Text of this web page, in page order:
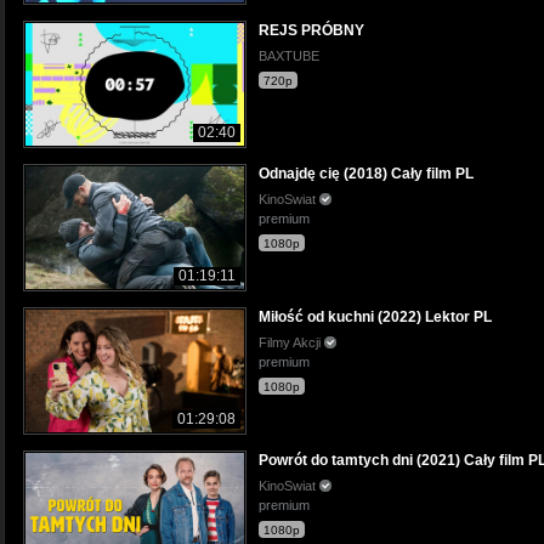
02:40
REJS PRÓBNY
BAXTUBE
720p
01:19:11
Odnajdę cię (2018) Cały film PL
KinoSwiat
premium
1080p
01:29:08
Miłość od kuchni (2022) Lektor PL
Filmy Akcji
premium
1080p
Powrót do tamtych dni (2021) Cały film
KinoSwiat
premium
1080p